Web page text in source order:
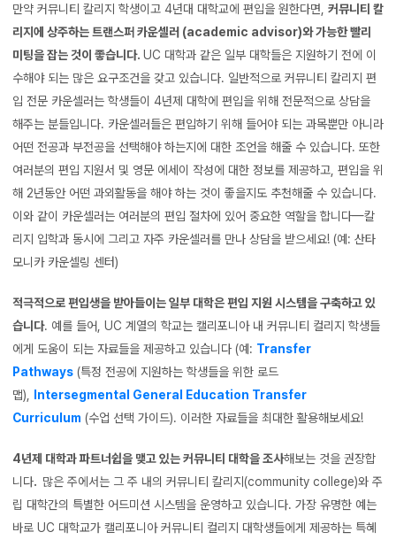
만약 커뮤니티 칼리지 학생이고 4년대 대학교에 편입을 원한다면, 커뮤니티 칼
리지에 상주하는 트랜스퍼 카운셀러 (academic advisor)와 가능한 빨리
미팅을 잡는 것이 좋습니다. UC 대학과 같은 일부 대학들은 지원하기 전에 이
수해야 되는 많은 요구조건을 갖고 있습니다. 일반적으로 커뮤니티 칼리지 편
입 전문 카운셀러는 학생들이 4년제 대학에 편입을 위해 전문적으로 상담을
해주는 분들입니다. 카운셀러들은 편입하기 위해 들어야 되는 과목뿐만 아니라
어떤 전공과 부전공을 선택해야 하는지에 대한 조언을 해줄 수 있습니다. 또한
여러분의 편입 지원서 및 영문 에세이 작성에 대한 정보를 제공하고, 편입을 위
해 2년동안 어떤 과외활동을 해야 하는 것이 좋을지도 추천해줄 수 있습니다.
이와 같이 카운셀러는 여러분의 편입 절차에 있어 중요한 역할을 합니다—칼
리지 입학과 동시에 그리고 자주 카운셀러를 만나 상담을 받으세요! (예: 산타
모니카 카운셀링 센터)
적극적으로 편입생을 받아들이는 일부 대학은 편입 지원 시스템을 구축하고 있
습니다. 예를 들어, UC 계열의 학교는 캘리포니아 내 커뮤니티 컬리지 학생들
에게 도움이 되는 자료들을 제공하고 있습니다 (예: Transfer
Pathways (특정 전공에 지원하는 학생들을 위한 로드
맵),
Intersegmental General Education Transfer
Curriculum (수업 선택 가이드). 이러한 자료들을 최대한 활용해보세요!
4년제 대학과 파트너쉽을 맺고 있는 커뮤니티 대학을 조사해보는 것을 권장합
니다. 많은 주에서는 그 주 내의 커뮤니티 칼리지(community college)와 주
립 대학간의 특별한 어드미션 시스템을 운영하고 있습니다. 가장 유명한 예는
바로 UC 대학교가 캘리포니아 커뮤니티 컬리지 대학생들에게 제공하는 특혜